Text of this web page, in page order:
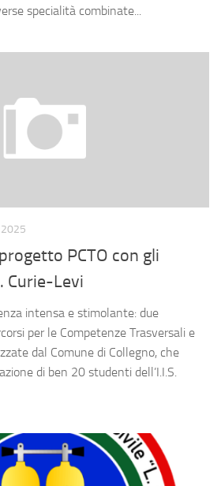
specialità combinate...
2025
PCTO con gli
Curie-Levi
intensa e stimolante: due
per le Competenze Trasversali e
dal Comune di Collegno, che
di ben 20 studenti dell’I.I.S.